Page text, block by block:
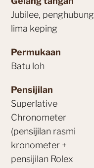
Jubilee, penghubung
lima keping
Permukaan
Batu loh
Pensijilan
Superlative
Chronometer
(pensijilan rasmi
kronometer +
pensijilan Rolex